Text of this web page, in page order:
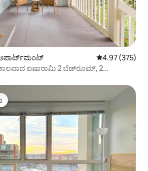
5 ರಲ್ಲಿ 4.97
4.97 (375)
ಐಷಾರಾಮಿ 2 ಬೆಡ್‌ರೂಮ್, 2